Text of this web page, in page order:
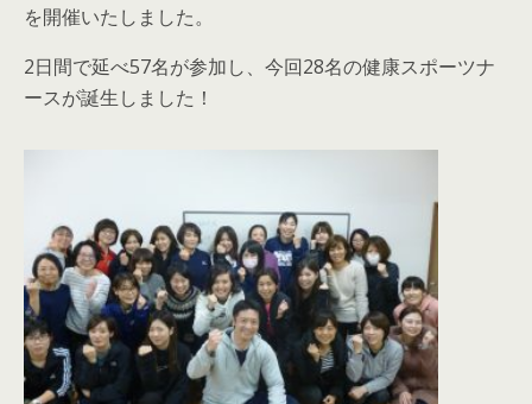
を開催いたしました。
2日間で延べ57名が参加し、今回28名の健康スポーツナ
ースが誕生しました！